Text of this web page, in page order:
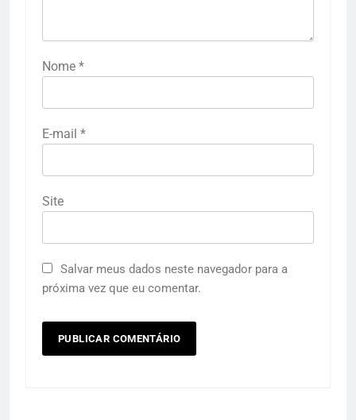
Nome *
E-mail *
Site
Salvar meus dados neste navegador para a
próxima vez que eu comentar.